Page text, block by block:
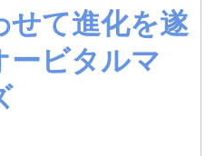
せて進化を遂
ービタルマ